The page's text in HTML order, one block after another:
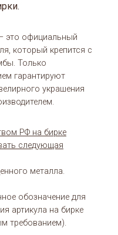
это официальный
который крепится с
Только
гарантируют
украшения
РФ на бирке
следующая
металла.
обозначение для
артикула на бирке
требованием).